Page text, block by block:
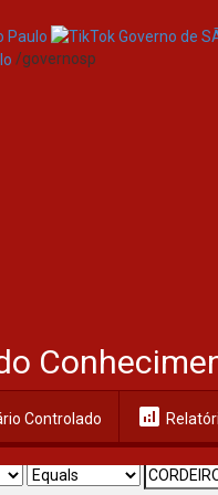
/governosp
Controlado analytics